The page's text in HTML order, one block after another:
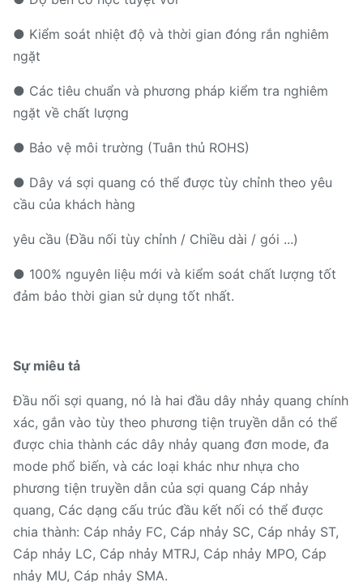
● Kiểm soát nhiệt độ và thời gian đóng rắn nghiêm
ngặt
● Các tiêu chuẩn và phương pháp kiểm tra nghiêm
ngặt về chất lượng
● Bảo vệ môi trường (Tuân thủ ROHS)
● Dây vá sợi quang có thể được tùy chỉnh theo yêu
cầu của khách hàng
yêu cầu (Đầu nối tùy chỉnh / Chiều dài / gói ...)
● 100% nguyên liệu mới và kiểm soát chất lượng tốt
đảm bảo thời gian sử dụng tốt nhất.
Sự miêu tả
Đầu nối sợi quang, nó là hai đầu dây nhảy quang chính
xác, gắn vào tùy theo phương tiện truyền dẫn có thể
được chia thành các dây nhảy quang đơn mode, đa
mode phổ biến, và các loại khác như nhựa cho
phương tiện truyền dẫn của sợi quang Cáp nhảy
quang, Các dạng cấu trúc đầu kết nối có thể được
chia thành: Cáp nhảy FC, Cáp nhảy SC, Cáp nhảy ST,
Cáp nhảy LC, Cáp nhảy MTRJ, Cáp nhảy MPO, Cáp
nhảy MU, Cáp nhảy SMA.